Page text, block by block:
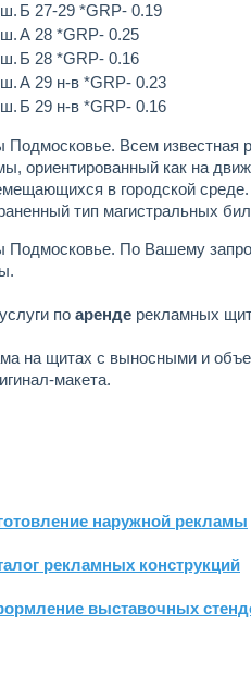
ш. Б 27-29 *GRP- 0.19
ш.А 28 *GRP- 0.25
ш. Б 28 *GRP- 0.16
ш.А 29 н-в *GRP- 0.23
ш. Б 29 н-в *GRP- 0.16
Подмосковье. Всем известная
ориентированный как на
в городской
тип магистральных
Подмосковье. По Вашему
по аренде рекламных
на щитах с выносными и
макета.
наружной рекламы
рекламных конструкций
выставочных